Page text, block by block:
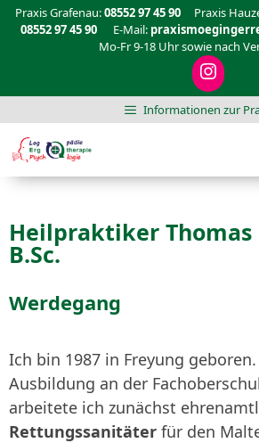
Praxis Grafenau:08552 97 45 90 Praxis
08552 97 45 90 E-Mail:
Mo-Fr 9-18 Uhr sowie nach
Informationen zur
Heilpraktiker Thomas
B.Sc.
Werdegang
Ich bin 1987 in Freyung
Ausbildung an der
arbeitete ich zunächst
Rettungssanitäter für den